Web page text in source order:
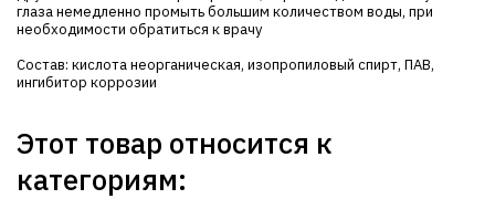
глаза немедленно промыть большим количеством воды, при
необходимости обратиться к врачу
Состав: кислота неорганическая, изопропиловый спирт, ПАВ,
ингибитор коррозии
Этот товар относится к
категориям: